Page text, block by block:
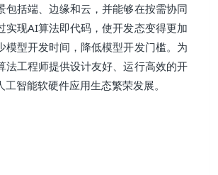
包括端、边缘和云，并能够在按需协同
实现AI算法即代码，使开发态变得更加
模型开发时间，降低模型开发门槛。为
法工程师提供设计友好、运行高效的开
工智能软硬件应用生态繁荣发展。